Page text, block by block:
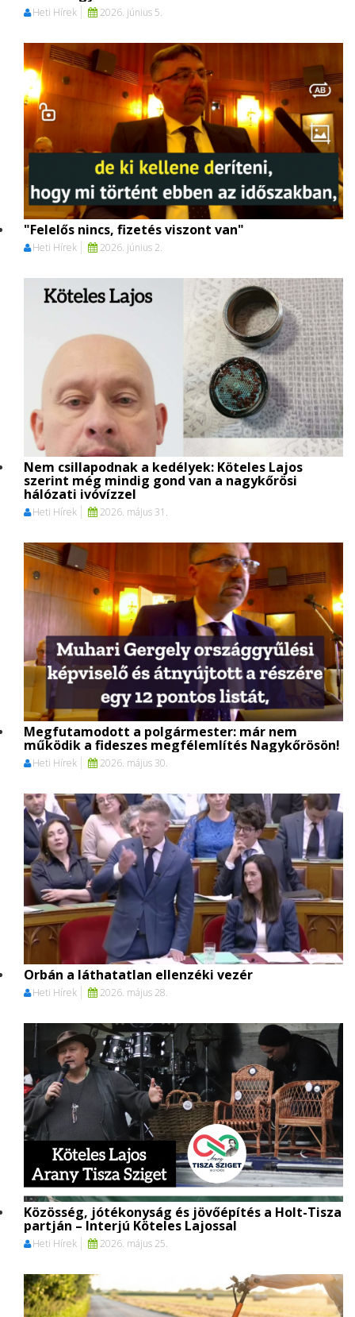
Heti Hírek 2026. június 5.
"Felelős nincs, fizetés viszont van"
Heti Hírek 2026. június 2.
Nem csillapodnak a kedélyek: Köteles Lajos
szerint még mindig gond van a nagykőrösi
hálózati ivóvízzel
Heti Hírek 2026. május 31.
Megfutamodott a polgármester: már nem
működik a fideszes megfélemlítés Nagykőrösön!
Heti Hírek 2026. május 30.
Orbán a láthatatlan ellenzéki vezér
Heti Hírek 2026. május 28.
Közösség, jótékonyság és jövőépítés a Holt-Tisza
partján – Interjú Köteles Lajossal
Heti Hírek 2026. május 25.